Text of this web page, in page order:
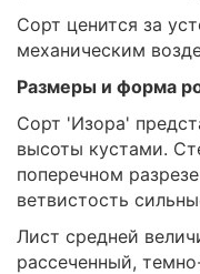
Сорт ценится за
механическим
Размеры и форма
Сорт 'Изора'
высоты кустами.
поперечном
ветвистость
Лист средней
рассеченный,